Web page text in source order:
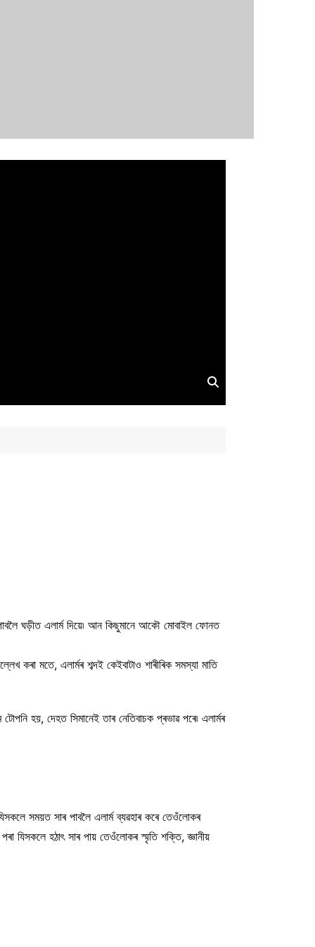
ঘড়ীত এলাৰ্ম দিয়ে৷ আন কিছুমানে আকৌ মোবাইল ফোনত
কৰা মতে, এলাৰ্মৰ শব্দই কেইবাটাও শাৰীৰিক সমস্যা মাতি
হয়, দেহত সিমানেই তাৰ নেতিবাচক প্ৰভাৱ পৰে৷ এলাৰ্মৰ
সময়ত সাৰ পাবলৈ এলাৰ্ম ব্যৱহাৰ কৰে তেওঁলোকৰ
যিসকলে হঠাৎ সাৰ পায় তেওঁলোকৰ স্মৃতি শক্তি, জ্ঞানীয়